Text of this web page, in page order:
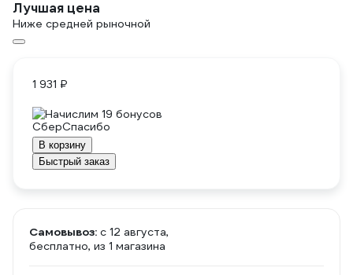
Лучшая цена
Ниже средней рыночной
1 931 ₽
Начислим 19 бонусов
В корзину
Быстрый заказ
Самовывоз: c 12 августа,
бесплатно, из 1 магазина